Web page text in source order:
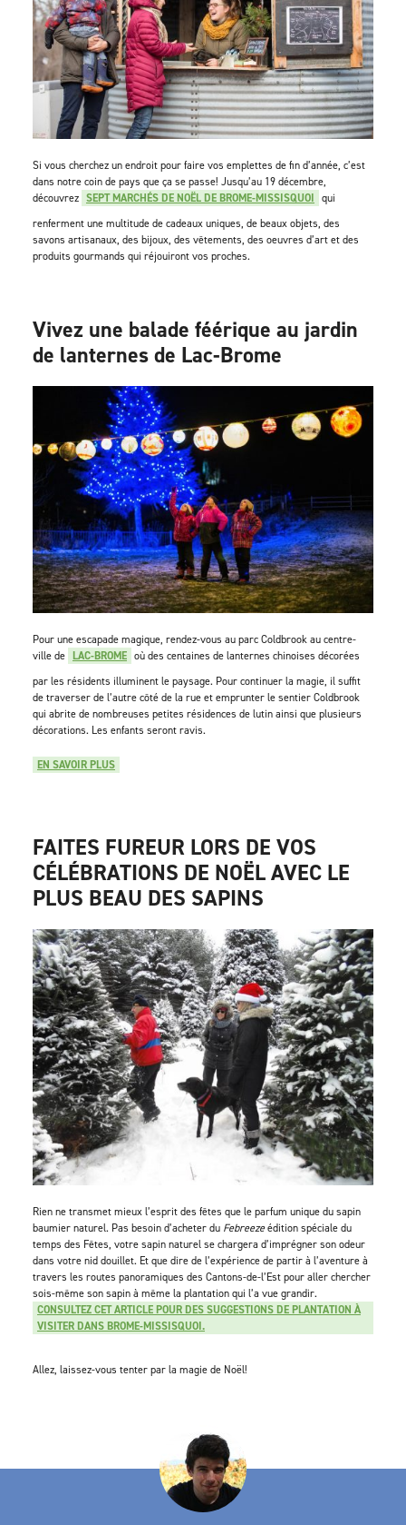
Si vous cherchez un endroit pour faire vos emplettes de fin d’année, c’est
dans notre coin de pays que ça se passe! Jusqu’au 19 décembre,
découvrez SEPT MARCHÉS DE NOËL DE BROME-MISSISQUOI qui
renferment une multitude de cadeaux uniques, de beaux objets, des
savons artisanaux, des bijoux, des vêtements, des oeuvres d’art et des
produits gourmands qui réjouiront vos proches.
Vivez une balade féérique au jardin
de lanternes de Lac-Brome
Pour une escapade magique, rendez-vous au parc Coldbrook au centre-
ville de LAC-BROME où des centaines de lanternes chinoises décorées
par les résidents illuminent le paysage. Pour continuer la magie, il suffit
de traverser de l’autre côté de la rue et emprunter le sentier Coldbrook
qui abrite de nombreuses petites résidences de lutin ainsi que plusieurs
décorations. Les enfants seront ravis.
EN SAVOIR PLUS
FAITES FUREUR LORS DE VOS
CÉLÉBRATIONS DE NOËL AVEC LE
PLUS BEAU DES SAPINS
Rien ne transmet mieux l’esprit des fêtes que le parfum unique du sapin
baumier naturel. Pas besoin d’acheter du Febreezeédition spéciale du
temps des Fêtes, votre sapin naturel se chargera d’imprégner son odeur
dans votre nid douillet. Et que dire de l’expérience de partir à l’aventure à
travers les routes panoramiques des Cantons-de-l’Est pour aller chercher
sois-même son sapin à même la plantation qui l’a vue grandir.
CONSULTEZ CET ARTICLE POUR DES SUGGESTIONS DE PLANTATION À
VISITER DANS BROME-MISSISQUOI.
Allez, laissez-vous tenter par la magie de Noël!